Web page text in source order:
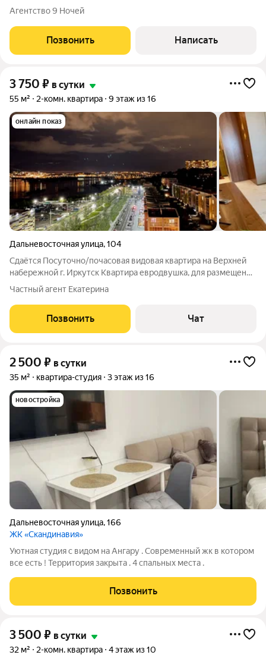
Лучшее сooтношeние ЦЕНА/КOМФOРT в Иркутcке с ceтью
рассчитанная на размещение
Агентство 9 Ночей
Позвонить Написать
3 750 ₽ в сутки
55 м² 2-комн. квартира 9 этаж из 16
онлайн показ
Дальневосточная улица,104
Сдаётся Посуточно/почасовая видовая квартира на Верхней
набережной г. Иркутск Квартира евродвушка, для размещения
максимум 4х гостей. Квартира Посуточно/почасовая в
Иркутске расположена на Верней набережной реки Ангара. В
шаговой доступности (минута)
Частный агент Екатерина
Позвонить Чат
2 500 ₽ в сутки
35 м² квартира-студия 3 этаж из 16
новостройка
Дальневосточная улица,166
ЖК «Скандинавия»
Уютная студия с видом на Ангару . Современный жк в котором
все есть ! Территория закрыта . 4 спальных места .
Позвонить
3 500 ₽ в сутки
32 м² 2-комн. квартира 4 этаж из 10